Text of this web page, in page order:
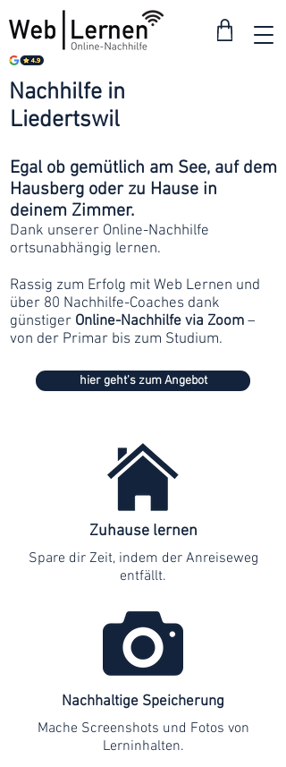
Liedertswil
Nachhilfe in
Egal ob gemütlich am See, auf dem
Hausberg oder zu Hause in
deinem Zimmer.
Dank unserer Online-Nachhilfe
ortsunabhängig lernen.
Rassig zum Erfolg mit Web Lernen und
über 80 Nachhilfe-Coaches dank
günstiger Online-Nachhilfe via Zoom –
von der Primar bis zum Studium.
hier geht's zum Angebot
Zuhause lernen
Spare dir Zeit, indem der Anreiseweg
entfällt.
Nachhaltige Speicherung
Mache Screenshots und Fotos von
Lerninhalten.